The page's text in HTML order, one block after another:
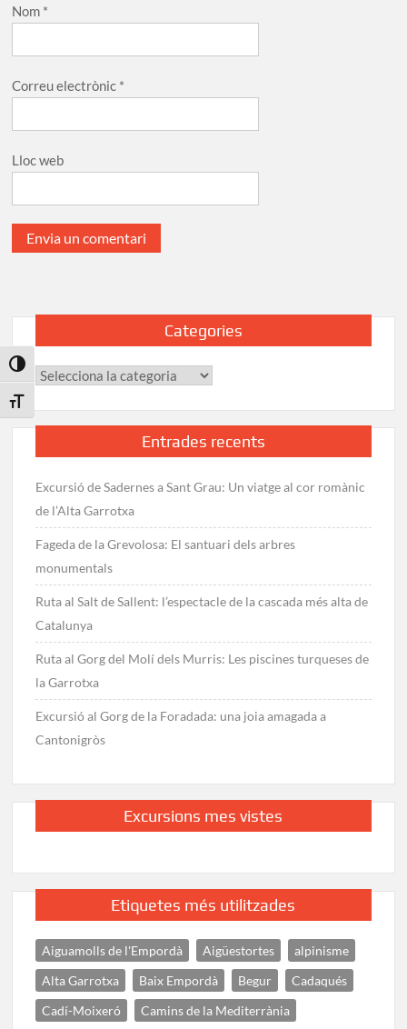
Toggle High Contrast
Toggle Font size
Nom *
Correu electrònic *
Lloc web
Categories
Categories
Entrades recents
Excursió de Sadernes a Sant Grau: Un viatge al cor romànic
de l’Alta Garrotxa
Fageda de la Grevolosa: El santuari dels arbres
monumentals
Ruta al Salt de Sallent: l’espectacle de la cascada més alta de
Catalunya
Ruta al Gorg del Molí dels Murris: Les piscines turqueses de
la Garrotxa
Excursió al Gorg de la Foradada: una joia amagada a
Cantonigròs
Excursions mes vistes
Etiquetes més utilitzades
Aiguamolls de l'Empordà Aigüestortes
alpinisme
Alta Garrotxa
Baix Empordà Begur
Cadaqués
Cadí-Moixeró
Camins de la Mediterrània